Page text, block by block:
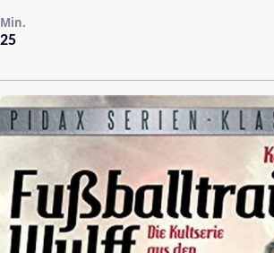
25
Min.